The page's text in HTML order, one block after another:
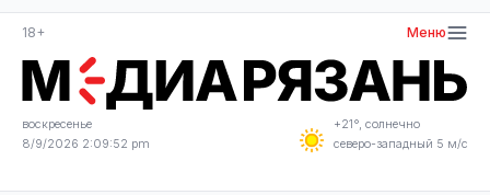
18+ Меню
воскресенье
8/9/2026 2:09:53 pm
+21°, солнечно
северо-западный 5 м/с